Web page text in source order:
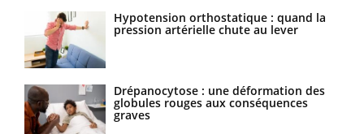
Hypotension orthostatique : quand la
pression artérielle chute au lever
Drépanocytose : une déformation des
globules rouges aux conséquences
graves